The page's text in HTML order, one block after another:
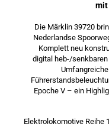
mit
Die Märklin 39720
Nederlandse
Komplett neu
digital heb-/
Epoche V – ein
Elektrolokomotive Reihe